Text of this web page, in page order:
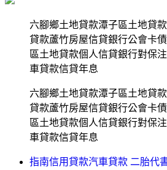
六腳鄉土地貸款潭子區土地貸
貸款蘆竹房屋信貸銀行公會卡
區土地貸款個人信貸銀行對保
車貸款信貸年息
六腳鄉土地貸款潭子區土地貸
貸款蘆竹房屋信貸銀行公會卡
區土地貸款個人信貸銀行對保
車貸款信貸年息
指南信用貸款汽車貸款 二胎代